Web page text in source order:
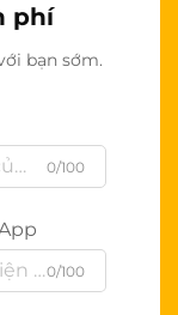
phí
bạn sớm.
0/100
0/100